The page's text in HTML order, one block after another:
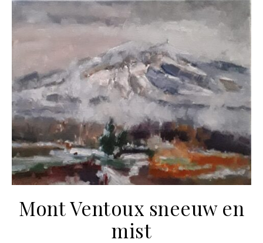
Mont Ventoux sneeuw en
mist